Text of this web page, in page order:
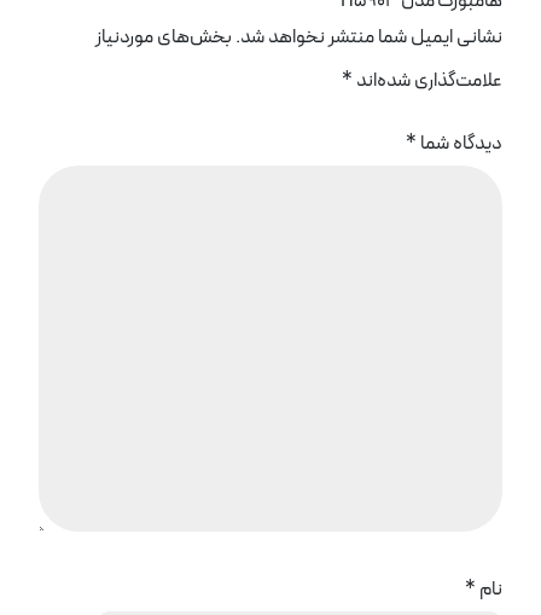
نشانی ایمیل شما منتشر نخواهد شد. بخش‌های موردنیاز
علامت‌گذاری شده‌اند *
دیدگاه شما *
نام *